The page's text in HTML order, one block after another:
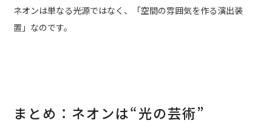
ネオンは単なる光源ではなく、「空間の雰囲気を作る演出装
置」なのです。
まとめ：ネオンは“光の芸術”